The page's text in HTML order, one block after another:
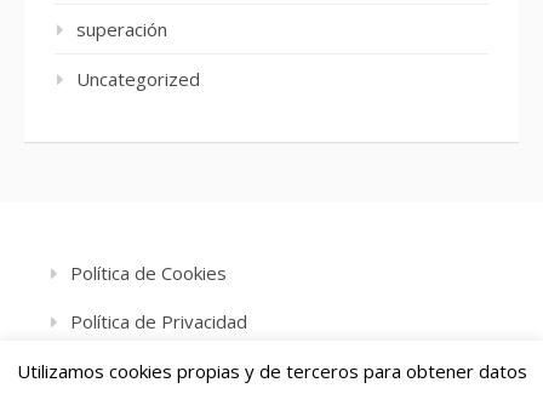
superación
Uncategorized
Política de Cookies
Política de Privacidad
Aviso Legal
Utilizamos cookies propias y de terceros para obtener datos